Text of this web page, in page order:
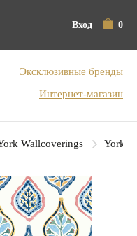
Вход 0
Эксклюзивные бренды
Интернет-магазин
Wallcoverings York